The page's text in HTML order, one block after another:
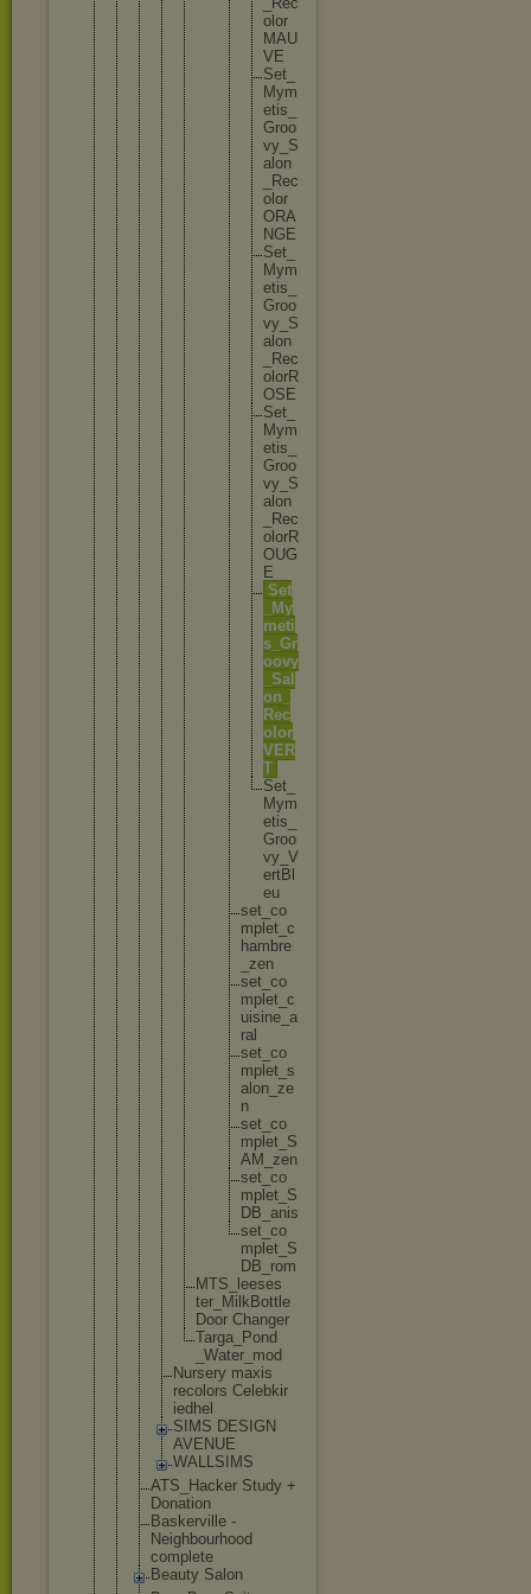
o or
MAU
VE
Set
Mym
etis
Groo
vy S
a on
Rec
o or
ORA
NG E
Set
Mym
etis
Groo
vy S
a on
Rec
o orR
OS E
Set
Mym
etis
Groo
vy S
a on
Rec
o orR
OUG
E
Set
My
meti
s Gr
oovy
Sal
on
Rec
o or
VE R
T
Set
Mym
etis
Groo
vy V
ertB
eu
set co
mp et c
ham bre
zen
set co
mp et c
uisine a
ra
set co
mp et s
a on ze
n
set co
mp et S
AM zen
set co
mp et S
DB anis
set co
mp et S
DB rom
MTS_l eeses
ter_M ilkBottle
Door Changer
Targa _Pond
_Water_mod
Nursery maxis
recolors Celebkir
iedhel
SIMS DESIGN
AVENUE
WALLSIMS
ATS_Hacker Study +
Donation
Baskerville -
Neighbourhood
complete
Beauty Salon